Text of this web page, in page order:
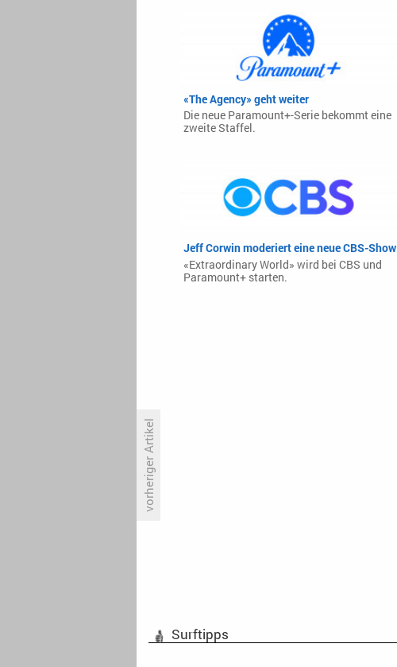
vorheriger Artikel
«The Agency» geht weiter
Die neue Paramount+-Serie bekommt eine
zweite Staffel.
Jeff Corwin moderiert eine neue CBS-Show
«Extraordinary World» wird bei CBS und
Paramount+ starten.
Surftipps